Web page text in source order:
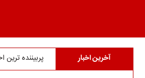
آخرین اخبار پربیننده ترین